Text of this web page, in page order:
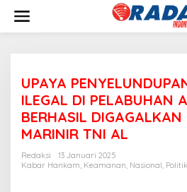
w
UPAYA
ILEGAL DI PELABUHAN
BERHASIL DIGAGALKAN
MARINIR TNI AL
Redaksi
13 Januari 2025
Kabar Hankam, Keamanan, Nasional, Politik